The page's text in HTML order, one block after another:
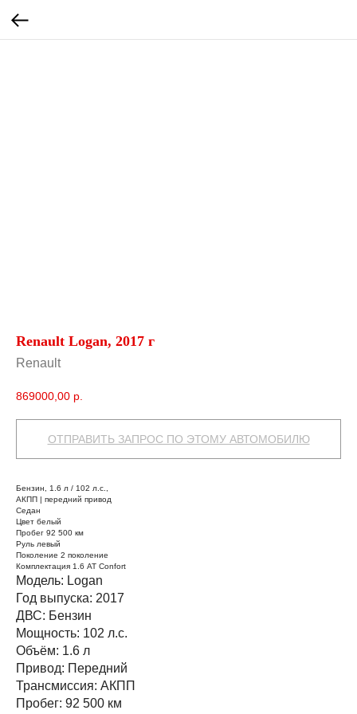
Renault Logan, 2017 г
Renault
869000,00 р.
ОТПРАВИТЬ ЗАПРОС ПО ЭТОМУ АВТОМОБИЛЮ
Бензин, 1.6 л / 102 л.с.,
АКПП | передний привод
Седан
Цвет белый
Пробег 92 500 км
Руль левый
Поколение 2 поколение
Комплектация 1.6 AT Confort
Модель: Logan
Год выпуска: 2017
ДВС: Бензин
Мощность: 102 л.с.
Объём: 1.6 л
Привод: Передний
Трансмиссия: АКПП
Пробег: 92 500 км